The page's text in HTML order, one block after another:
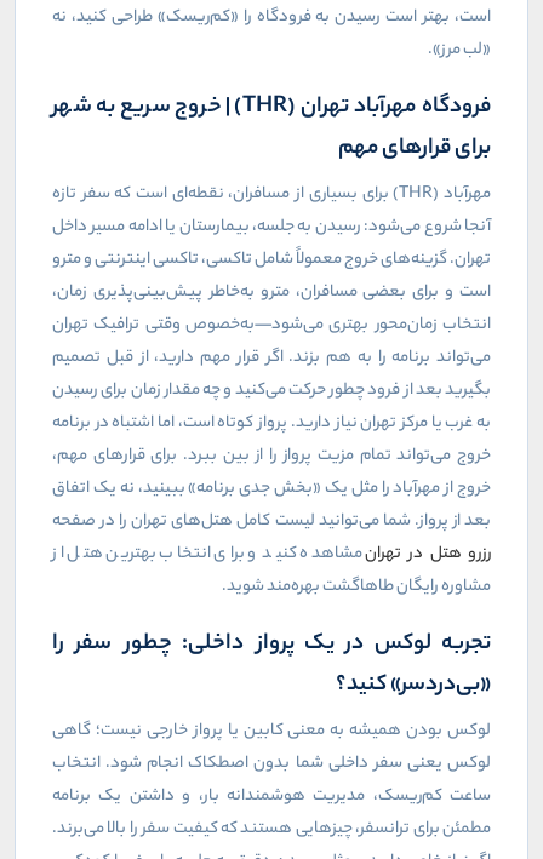
است، بهتر است رسیدن به فرودگاه را «کم‌ریسک» طراحی کنید، نه
«لب مرز».
فرودگاه مهرآباد تهران (THR) | خروج سریع به شهر
برای قرارهای مهم
مهرآباد (THR) برای بسیاری از مسافران، نقطه‌ای است که سفر تازه
آنجا شروع می‌شود: رسیدن به جلسه، بیمارستان یا ادامه مسیر داخل
تهران. گزینه‌های خروج معمولاً شامل تاکسی، تاکسی اینترنتی و مترو
است و برای بعضی مسافران، مترو به‌خاطر پیش‌بینی‌پذیری زمان،
انتخاب زمان‌محور بهتری می‌شود—به‌خصوص وقتی ترافیک تهران
می‌تواند برنامه را به هم بزند. اگر قرار مهم دارید، از قبل تصمیم
بگیرید بعد از فرود چطور حرکت می‌کنید و چه مقدار زمان برای رسیدن
به غرب یا مرکز تهران نیاز دارید. پرواز کوتاه است، اما اشتباه در برنامه
خروج می‌تواند تمام مزیت پرواز را از بین ببرد. برای قرارهای مهم،
خروج از مهرآباد را مثل یک «بخش جدی برنامه» ببینید، نه یک اتفاق
بعد از پرواز. شما می‌توانید لیست کامل هتل‌های تهران را در صفحه
رزرو هتل در تهرانمشاهده کنید و برای انتخاب بهترین هتل از
مشاوره رایگان طاهاگشت بهره‌مند شوید.
تجربه لوکس در یک پرواز داخلی: چطور سفر را
«بی‌دردسر» کنید؟
لوکس بودن همیشه به معنی کابین یا پرواز خارجی نیست؛ گاهی
لوکس یعنی سفر داخلی شما بدون اصطکاک انجام شود. انتخاب
ساعت کم‌ریسک، مدیریت هوشمندانه بار، و داشتن یک برنامه
مطمئن برای ترانسفر، چیزهایی هستند که کیفیت سفر را بالا می‌برند.